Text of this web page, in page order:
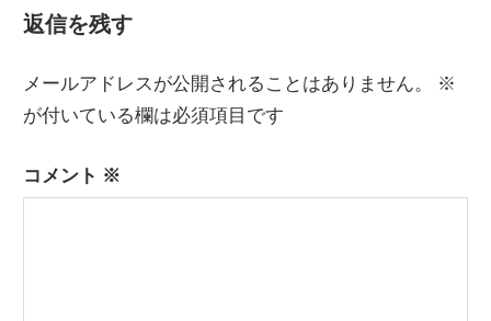
ナ
ゲ
シ
事:
返信を残す
メールアドレスが公開されることはありません。
※
が付いている欄は必須項目です
コメント ※